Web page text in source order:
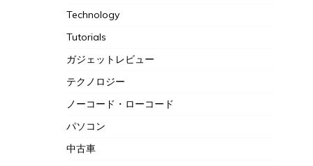
Technology
Tutorials
ガジェットレビュー
テクノロジー
ノーコード・ローコード
パソコン
中古車